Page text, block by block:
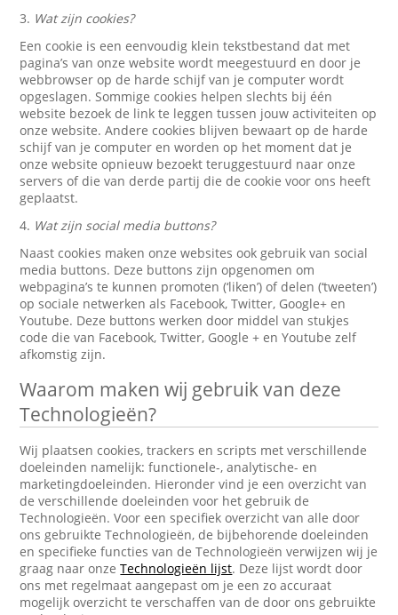
3. Wat zijn cookies?
Een cookie is een eenvoudig klein tekstbestand dat met
pagina’s van onze website wordt meegestuurd en door je
webbrowser op de harde schijf van je computer wordt
opgeslagen. Sommige cookies helpen slechts bij één
website bezoek de link te leggen tussen jouw activiteiten op
onze website. Andere cookies blijven bewaart op de harde
schijf van je computer en worden op het moment dat je
onze website opnieuw bezoekt teruggestuurd naar onze
servers of die van derde partij die de cookie voor ons heeft
geplaatst.
4. Wat zijn social media buttons?
Naast cookies maken onze websites ook gebruik van social
media buttons. Deze buttons zijn opgenomen om
webpagina’s te kunnen promoten (‘liken’) of delen (‘tweeten’)
op sociale netwerken als Facebook, Twitter, Google+ en
Youtube. Deze buttons werken door middel van stukjes
code die van Facebook, Twitter, Google + en Youtube zelf
afkomstig zijn.
Waarom maken wij gebruik van deze
Technologieën?
Wij plaatsen cookies, trackers en scripts met verschillende
doeleinden namelijk: functionele-, analytische- en
marketingdoeleinden. Hieronder vind je een overzicht van
de verschillende doeleinden voor het gebruik de
Technologieën. Voor een specifiek overzicht van alle door
ons gebruikte Technologieën, de bijbehorende doeleinden
en specifieke functies van de Technologieën verwijzen wij je
graag naar onzeTechnologieën lijst. Deze lijst wordt door
ons met regelmaat aangepast om je een zo accuraat
mogelijk overzicht te verschaffen van de door ons gebruikte